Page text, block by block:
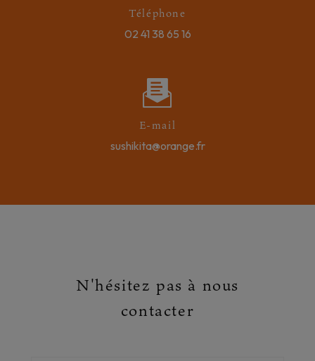
Téléphone
02 41 38 65 16
E-mail
sushikita@orange.fr
N'hésitez pas à nous
contacter